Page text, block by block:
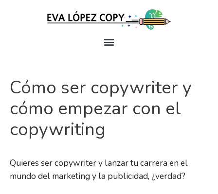
Cómo ser copywriter y
cómo empezar con el
copywriting
Quieres ser copywriter y lanzar tu carrera en el
mundo del marketing y la publicidad, ¿verdad?